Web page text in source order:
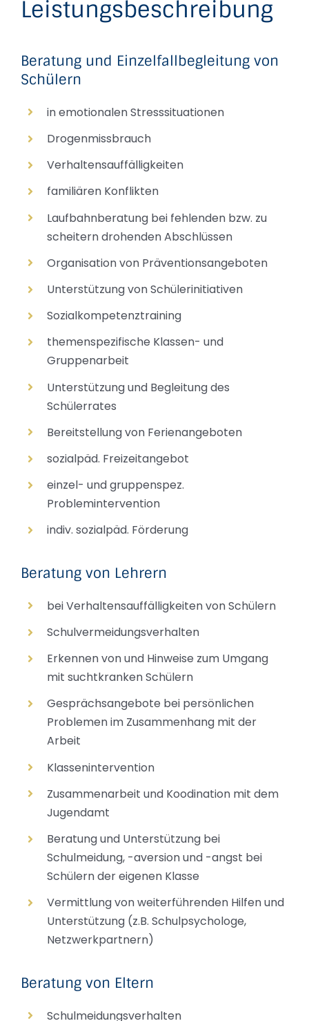
Leistungsbeschreibung
Beratung und Einzelfallbegleitung von
Schülern
in emotionalen Stresssituationen
Drogenmissbrauch
Verhaltensauffälligkeiten
familiären Konflikten
Laufbahnberatung bei fehlenden bzw. zu
scheitern drohenden Abschlüssen
Organisation von Präventionsangeboten
Unterstützung von Schülerinitiativen
Sozialkompetenztraining
themenspezifische Klassen- und
Gruppenarbeit
Unterstützung und Begleitung des
Schülerrates
Bereitstellung von Ferienangeboten
sozialpäd. Freizeitangebot
einzel- und gruppenspez.
Problemintervention
indiv. sozialpäd. Förderung
Beratung von Lehrern
bei Verhaltensauffälligkeiten von Schülern
Schulvermeidungsverhalten
Erkennen von und Hinweise zum Umgang
mit suchtkranken Schülern
Gesprächsangebote bei persönlichen
Problemen im Zusammenhang mit der
Arbeit
Klassenintervention
Zusammenarbeit und Koodination mit dem
Jugendamt
Beratung und Unterstützung bei
Schulmeidung, -aversion und -angst bei
Schülern der eigenen Klasse
Vermittlung von weiterführenden Hilfen und
Unterstützung (z.B. Schulpsychologe,
Netzwerkpartnern)
Beratung von Eltern
Schulmeidungsverhalten